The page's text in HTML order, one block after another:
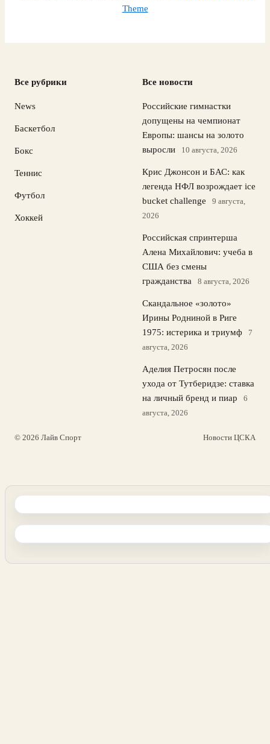
Theme
Все рубрики
News
Баскетбол
Бокс
Теннис
Футбол
Хоккей
Все новости
Российские гимнастки
допущены на чемпионат
Европы: шансы на золото
выросли
10 августа, 2026
Крис Джонсон и БАС: как
легенда НФЛ возрождает ice
bucket challenge
9 августа,
2026
Российская спринтерша
Алена Михайлович: учеба в
США без смены
гражданства
8 августа, 2026
Скандальное «золото»
Ирины Родниной в Риге
1975: истерика и триумф
7
августа, 2026
Аделия Петросян после
ухода от Тутберидзе: ставка
на личный бренд и пиар
6
августа, 2026
© 2026 Лайв Спорт Новости ЦСКА